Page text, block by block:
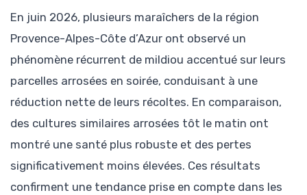
En juin 2026, plusieurs maraîchers de la région
Provence-Alpes-Côte d’Azur ont observé un
phénomène récurrent de mildiou accentué sur leurs
parcelles arrosées en soirée, conduisant à une
réduction nette de leurs récoltes. En comparaison,
des cultures similaires arrosées tôt le matin ont
montré une santé plus robuste et des pertes
significativement moins élevées. Ces résultats
confirment une tendance prise en compte dans les